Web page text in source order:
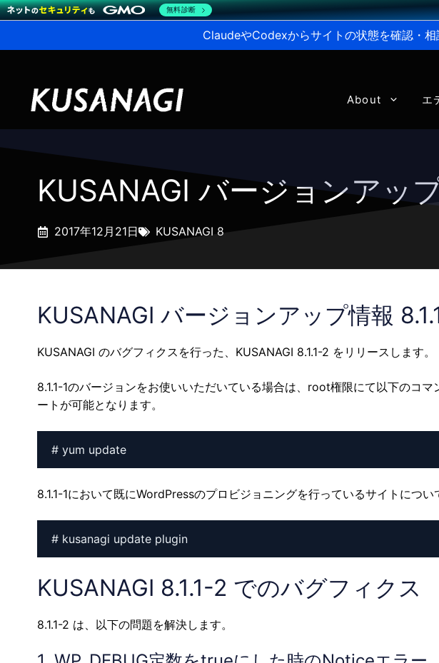
ClaudeやCodexからサイトの状態を確認・
About エ
KUSANAGI バージョンアッ
2017年12月21日 KUSANAGI 8
KUSANAGI バージョンアップ情報
KUSANAGI のバグフィクスを行った、KUSANAGI 8.1.1-2 をリリースします。
8.1.1-1のバージョンをお使いいただいている場合は、root権限にて以下のコ
ートが可能となります。
# yum update
8.1.1-1において既にWordPressのプロビジョニングを行っているサイトにつ
# kusanagi update plugin
KUSANAGI 8.1.1-2 でのバグフィクス
8.1.1-2 は、以下の問題を解決します。
無料診断